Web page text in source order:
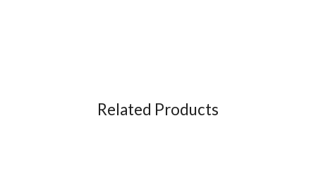
Related Products